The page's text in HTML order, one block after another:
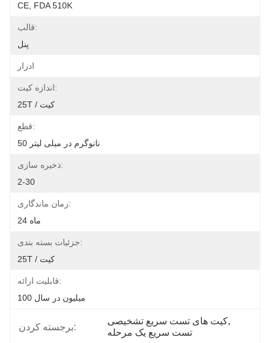
CE, FDA 510K
قالب:
پنل
ادرار
اندازه کیت:
25T / کیت
قطع:
50 نانوگرم در میلی لیتر
ذخیره سازی:
2-30
زمان ماندگاری:
24 ماه
جزئیات بسته بندی:
25T / کیت
قابلیت ارائه:
100 میلیون در سال
برجسته کردن:
کیت های تست سریع تشخیصی,
تست سریع یک مرحله